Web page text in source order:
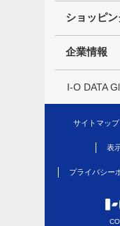
ショッピン
企業情報
I-O DATA
サイトマップ
表
プライバシー